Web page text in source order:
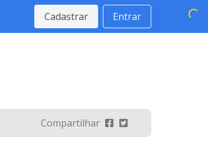
Cadastrar Entrar
Compartilhar